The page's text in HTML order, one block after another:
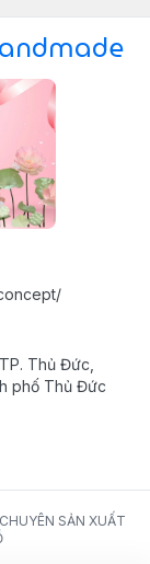
Thủ Đức,
phố Thủ Đức
SẢN XUẤT